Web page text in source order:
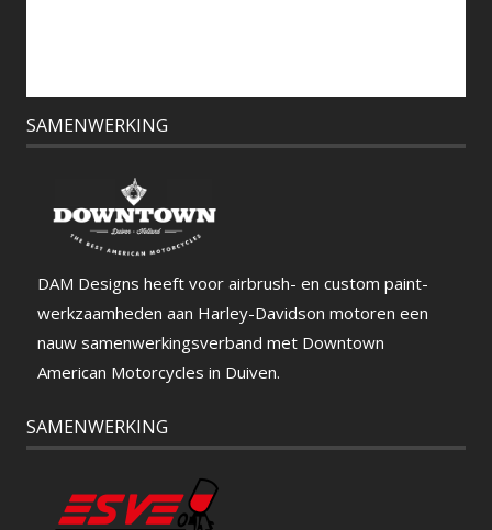
SAMENWERKING
DAM Designs heeft voor airbrush- en custom paint-
werkzaamheden aan Harley-Davidson motoren een
nauw samenwerkingsverband met Downtown
American Motorcycles in Duiven.
SAMENWERKING